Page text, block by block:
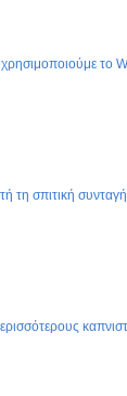
χρησιμοποιούμε
τη σπιτική